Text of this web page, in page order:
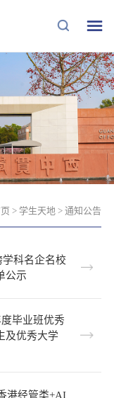
>学生天地 >通知公告
科名企名校
公示
毕业班优秀
及优秀大学
港经管类+AI